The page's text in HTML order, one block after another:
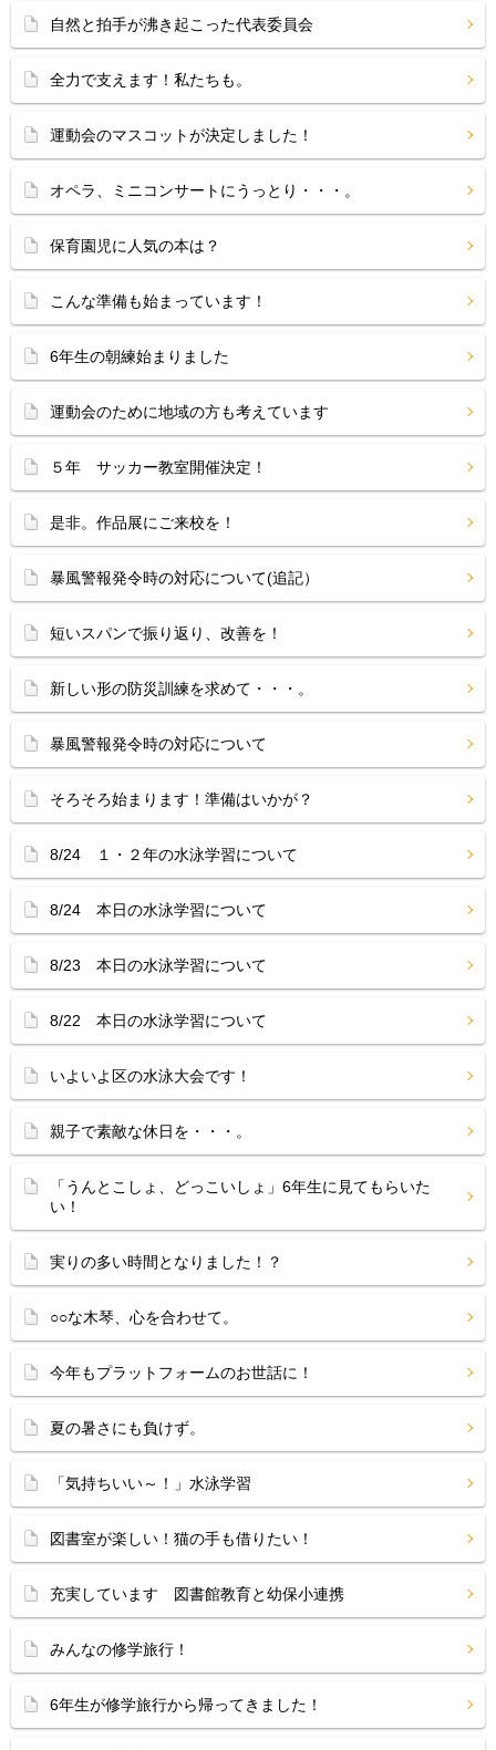
自然と拍手が沸き起こった代表委員会
全力で支えます！私たちも。
運動会のマスコットが決定しました！
オペラ、ミニコンサートにうっとり・・・。
保育園児に人気の本は？
こんな準備も始まっています！
6年生の朝練始まりました
運動会のために地域の方も考えています
５年 サッカー教室開催決定！
是非。作品展にご来校を！
暴風警報発令時の対応について(追記）
短いスパンで振り返り、改善を！
新しい形の防災訓練を求めて・・・。
暴風警報発令時の対応について
そろそろ始まります！準備はいかが？
8/24 １・２年の水泳学習について
8/24 本日の水泳学習について
8/23 本日の水泳学習について
8/22 本日の水泳学習について
いよいよ区の水泳大会です！
親子で素敵な休日を・・・。
「うんとこしょ、どっこいしょ」6年生に見てもらいた
い！
実りの多い時間となりました！？
○○な木琴、心を合わせて。
今年もプラットフォームのお世話に！
夏の暑さにも負けず。
「気持ちいい～！」水泳学習
図書室が楽しい！猫の手も借りたい！
充実しています 図書館教育と幼保小連携
みんなの修学旅行！
6年生が修学旅行から帰ってきました！